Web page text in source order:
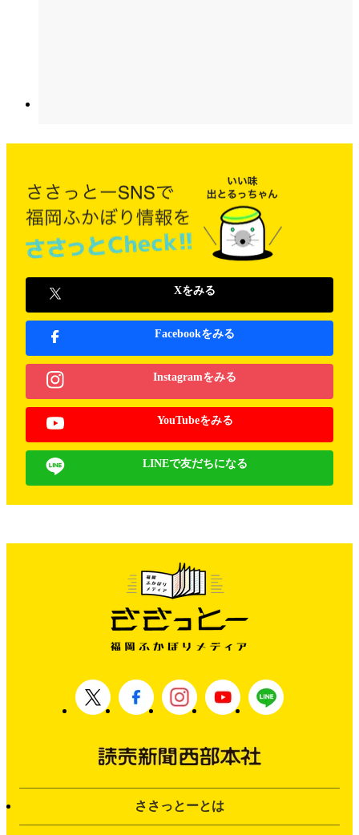
Xをみる
Facebookをみる
Instagramをみる
YouTubeをみる
LINEで友だちになる
ささっとーとは